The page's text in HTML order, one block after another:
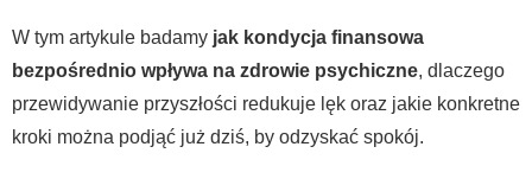
W tym artykule badamy jak kondycja finansowa
bezpośrednio wpływa na zdrowie psychiczne, dlaczego
przewidywanie przyszłości redukuje lęk oraz jakie konkretne
kroki można podjąć już dziś, by odzyskać spokój.